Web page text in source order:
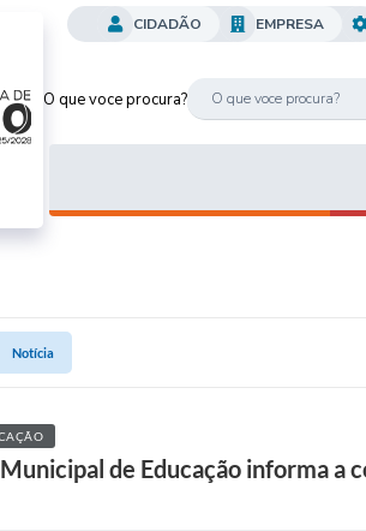
O que voce procura?
CIDADÃO EMPRESA
Notícia
de Educação informa a